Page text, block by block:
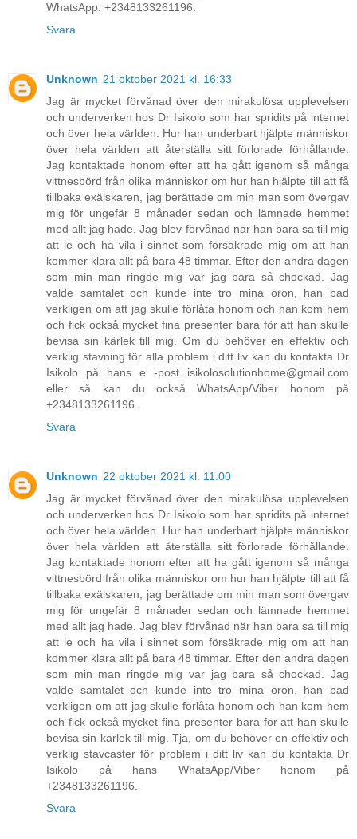
WhatsApp: +2348133261196.
Svara
Unknown 21 oktober 2021 kl. 16:33
Jag är mycket förvånad över den mirakulösa upplevelsen
och underverken hos Dr Isikolo som har spridits på internet
och över hela världen. Hur han underbart hjälpte människor
över hela världen att återställa sitt förlorade förhållande.
Jag kontaktade honom efter att ha gått igenom så många
vittnesbörd från olika människor om hur han hjälpte till att få
tillbaka exälskaren, jag berättade om min man som övergav
mig för ungefär 8 månader sedan och lämnade hemmet
med allt jag hade. Jag blev förvånad när han bara sa till mig
att le och ha vila i sinnet som försäkrade mig om att han
kommer klara allt på bara 48 timmar. Efter den andra dagen
som min man ringde mig var jag bara så chockad. Jag
valde samtalet och kunde inte tro mina öron, han bad
verkligen om att jag skulle förlåta honom och han kom hem
och fick också mycket fina presenter bara för att han skulle
bevisa sin kärlek till mig. Om du behöver en effektiv och
verklig stavning för alla problem i ditt liv kan du kontakta Dr
Isikolo på hans e -post isikolosolutionhome@gmail.com
eller så kan du också WhatsApp/Viber honom på
+2348133261196.
Svara
Unknown 22 oktober 2021 kl. 11:00
Jag är mycket förvånad över den mirakulösa upplevelsen
och underverken hos Dr Isikolo som har spridits på internet
och över hela världen. Hur han underbart hjälpte människor
över hela världen att återställa sitt förlorade förhållande.
Jag kontaktade honom efter att ha gått igenom så många
vittnesbörd från olika människor om hur han hjälpte till att få
tillbaka exälskaren, jag berättade om min man som övergav
mig för ungefär 8 månader sedan och lämnade hemmet
med allt jag hade. Jag blev förvånad när han bara sa till mig
att le och ha vila i sinnet som försäkrade mig om att han
kommer klara allt på bara 48 timmar. Efter den andra dagen
som min man ringde mig var jag bara så chockad. Jag
valde samtalet och kunde inte tro mina öron, han bad
verkligen om att jag skulle förlåta honom och han kom hem
och fick också mycket fina presenter bara för att han skulle
bevisa sin kärlek till mig. Tja, om du behöver en effektiv och
verklig stavcaster för problem i ditt liv kan du kontakta Dr
Isikolo på hans WhatsApp/Viber honom på
+2348133261196.
Svara